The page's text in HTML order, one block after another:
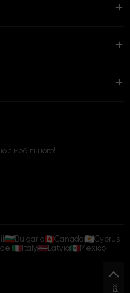
з мобільного!
Bulgaria Canada
Cyprus
Italy Latvia
Mexico